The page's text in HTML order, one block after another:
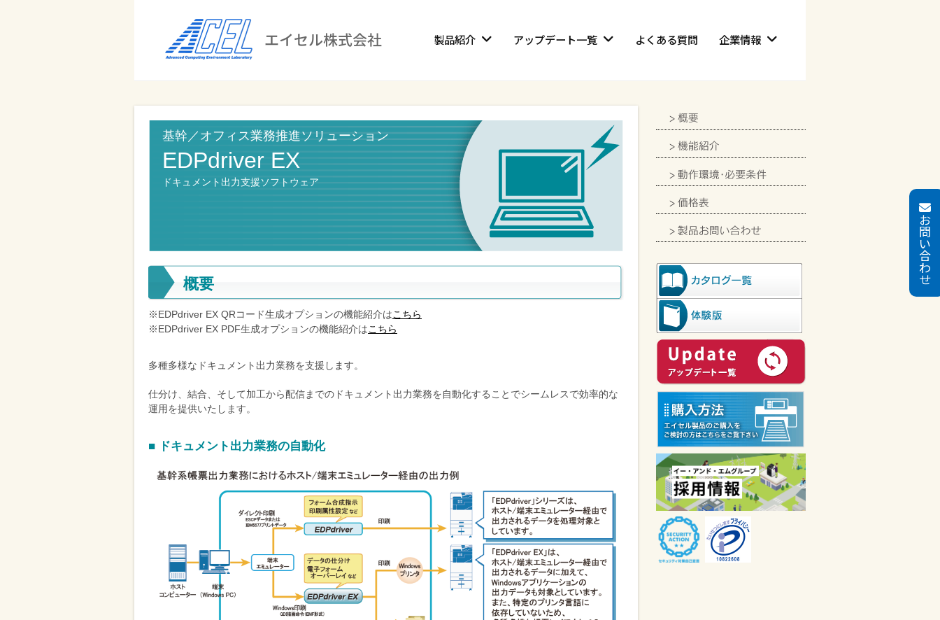
株式会社
ネ
ス
の
効
コ
ス
ト
削
を
援
製品紹介 アップデート一覧 よくある質問 企業情報
お
問
い
合
わ
せ
基幹／オフィス業務推進ソリューション
EDPdriver EX
ドキュメント出力支援ソフトウェア
概要
※EDPdriver EX QRコード生成オプションの機能紹介はこちら
※EDPdriver EX PDF生成オプションの機能紹介はこちら
多種多様なドキュメント出力業務を支援します。
仕分け、結合、そして加工から配信までのドキュメント出力業務を自動化することでシームレスで効率的な
運用を提供いたします。
■ ドキュメント出力業務の自動化